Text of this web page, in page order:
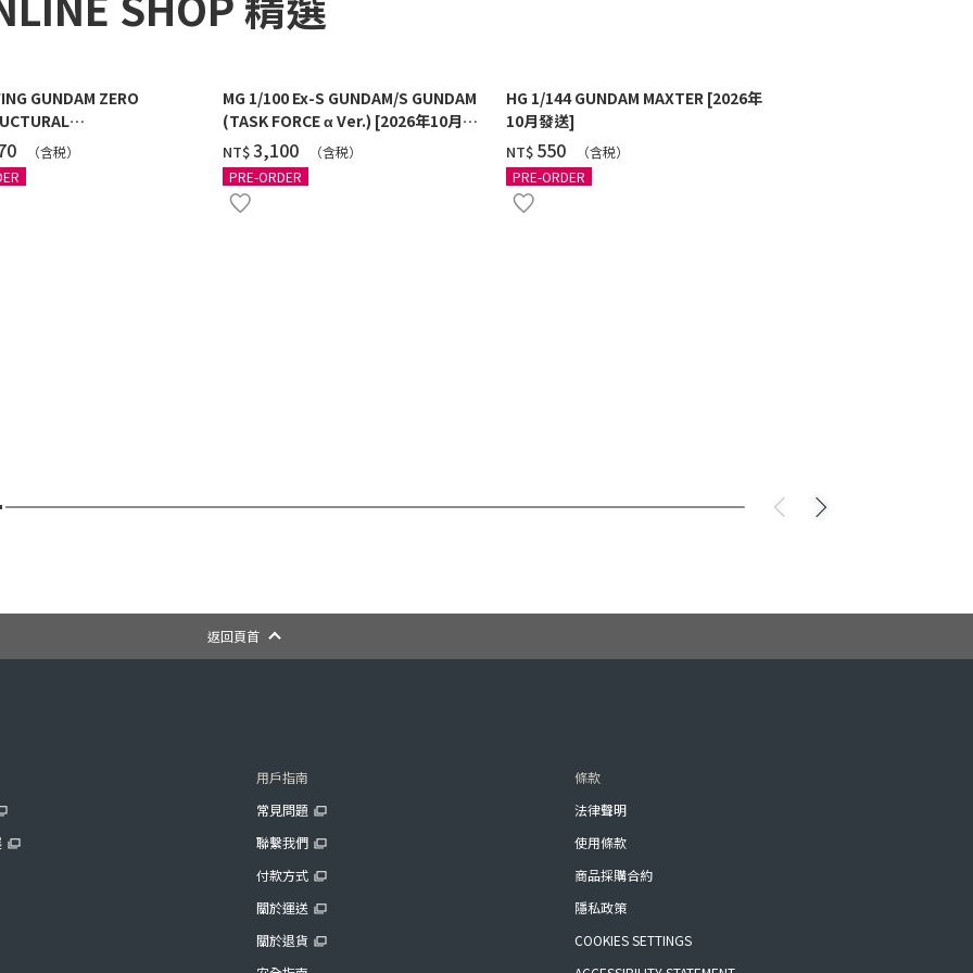
GUNDAM ZERO
BLACK] [2026年12月發送]
（含税）
MG 1/100 Ex-S GUNDAM/S GUNDAM
(TASK FORCE α Ver.) [2026年10月發
送]
NT$‌3,100
（含税）
PRE-ORDER
HG 1/144 GUNDAM MAXTER [2026年
10月發送]
NT$ ‌550
（含税）
PRE-ORDER
返回頁首
用戶指南
常見問題
聯繫我們
付款方式
關於運送
關於退貨
條款
法律聲明
使用條款
商品採購合約
隱私政策
COOKIES SETTINGS